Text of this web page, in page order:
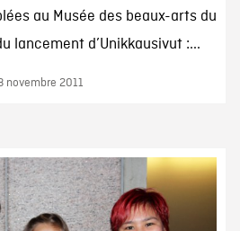
au Musée des beaux-arts du
lancement d’Unikkausivut :...
novembre 2011